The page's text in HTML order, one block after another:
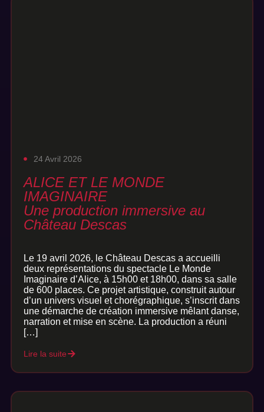
24 Avril 2026
ALICE ET LE MONDE
IMAGINAIRE
Une production immersive au
Château Descas
Le 19 avril 2026, le Château Descas a accueilli
deux représentations du spectacle Le Monde
Imaginaire d’Alice, à 15h00 et 18h00, dans sa salle
de 600 places. Ce projet artistique, construit autour
d’un univers visuel et chorégraphique, s’inscrit dans
une démarche de création immersive mêlant danse,
narration et mise en scène. La production a réuni
[…]
Lire la suite